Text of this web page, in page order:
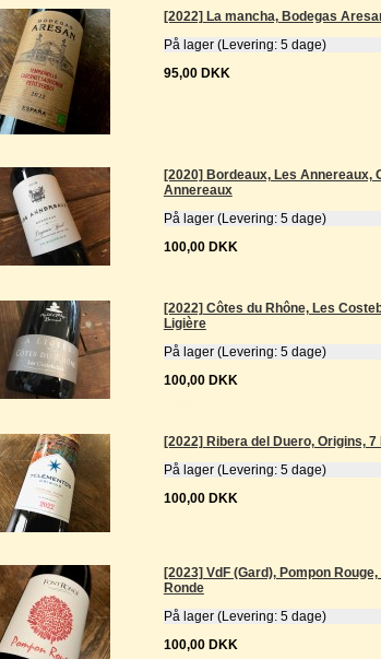
[2022] La mancha, Bodegas
På lager (Levering: 5 dage)
95,00 DKK
[2020] Bordeaux, Les Annereaux,
Annereaux
På lager (Levering: 5 dage)
100,00 DKK
[2022] Côtes du Rhône, Les
Ligière
På lager (Levering: 5 dage)
100,00 DKK
[2022] Ribera del Duero, Origins, 7
På lager (Levering: 5 dage)
100,00 DKK
[2023] VdF (Gard), Pompon
Ronde
På lager (Levering: 5 dage)
100,00 DKK